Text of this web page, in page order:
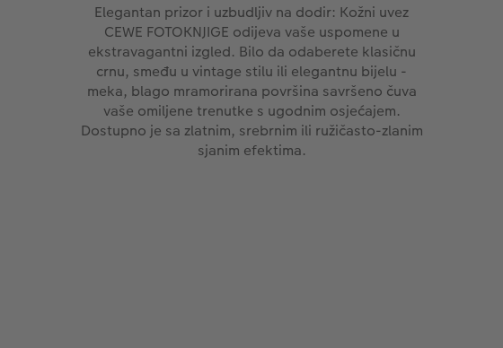
Elegantan prizor i uzbudljiv na dodir: Kožni uvez
CEWE FOTOKNJIGE odijeva vaše uspomene u
ekstravagantni izgled. Bilo da odaberete klasičnu
crnu, smeđu u vintage stilu ili elegantnu bijelu -
meka, blago mramorirana površina savršeno čuva
vaše omiljene trenutke s ugodnim osjećajem.
Dostupno je sa zlatnim, srebrnim ili ružičasto-zlanim
sjanim efektima.